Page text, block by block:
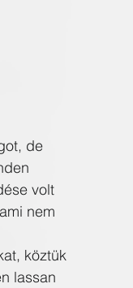
de
volt
nem
köztük
lassan